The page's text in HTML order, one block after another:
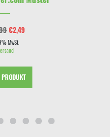
Ursprünglicher
Preis
war:
€2,99
€2,49
MwSt.